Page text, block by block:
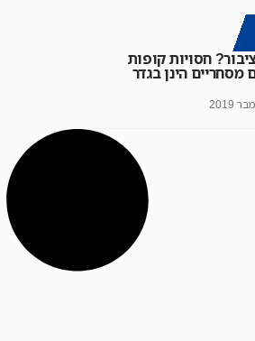
חסויות קופות
מסחריים הינן בגדר